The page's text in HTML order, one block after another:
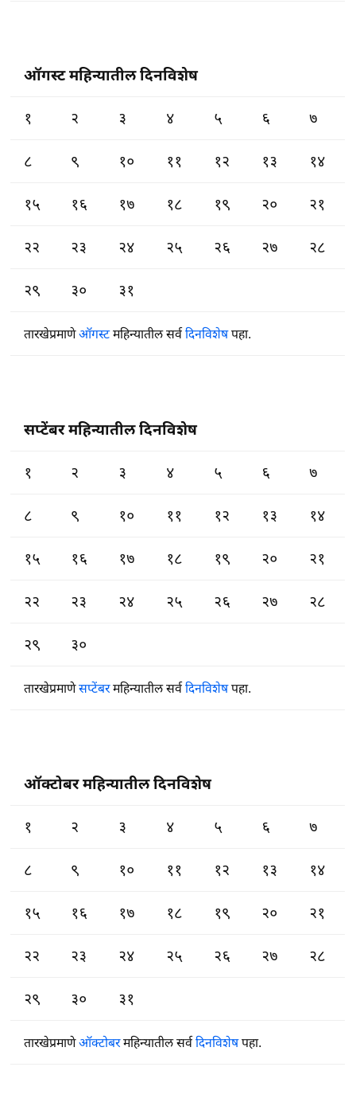
ऑगस्ट महिन्यातील दिनविशेष
१ २ ३ ४ ५ ६ ७
८ ९ १० ११ १२ १३ १४
१५ १६ १७ १८ १९ २० २१
२२ २३ २४ २५ २६ २७ २८
२९ ३० ३१
तारखेप्रमाणेऑगस्टमहिन्यातील सर्वदिनविशेषपहा.
सप्टेंबर महिन्यातील दिनविशेष
१ २ ३ ४ ५ ६ ७
८ ९ १० ११ १२ १३ १४
१५ १६ १७ १८ १९ २० २१
२२ २३ २४ २५ २६ २७ २८
२९ ३०
तारखेप्रमाणेसप्टेंबरमहिन्यातील सर्वदिनविशेषपहा.
ऑक्टोबर महिन्यातील दिनविशेष
१ २ ३ ४ ५ ६ ७
८ ९ १० ११ १२ १३ १४
१५ १६ १७ १८ १९ २० २१
२२ २३ २४ २५ २६ २७ २८
२९ ३० ३१
तारखेप्रमाणेऑक्टोबरमहिन्यातील सर्वदिनविशेषपहा.